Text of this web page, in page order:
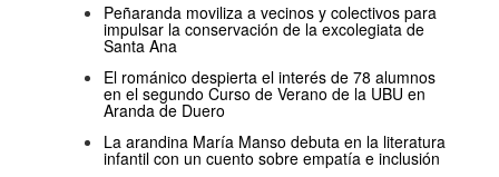
Peñaranda moviliza a vecinos y colectivos para
impulsar la conservación de la excolegiata de
Santa Ana
El románico despierta el interés de 78 alumnos
en el segundo Curso de Verano de la UBU en
Aranda de Duero
La arandina María Manso debuta en la literatura
infantil con un cuento sobre empatía e inclusión